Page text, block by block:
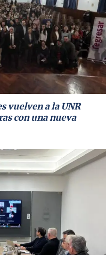
vuelven a la UNR
con una nueva